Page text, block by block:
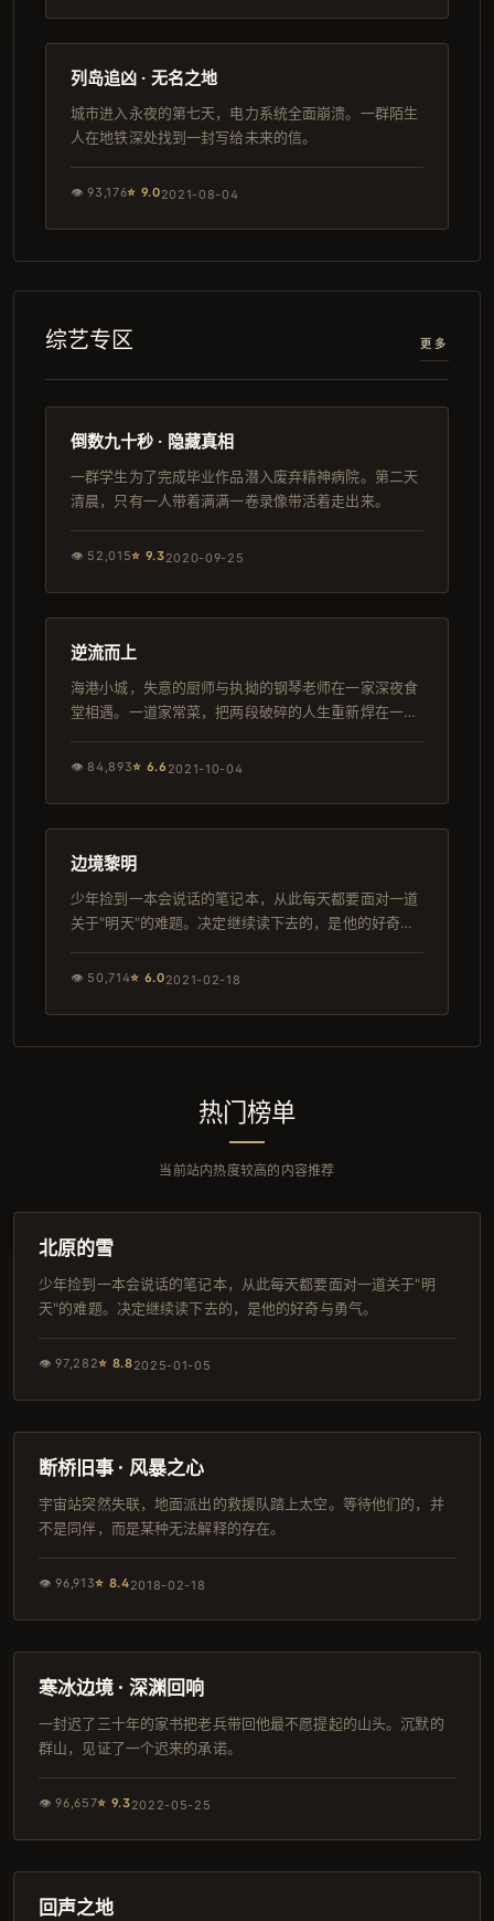
日本
117分钟
列岛追凶 · 无名之地
城市进入永夜的第七天，电力系统全面崩溃。一群陌生
人在地铁深处找到一封写给未来的信。
👁93,176⭐ 9.02021-08-04
综艺专区 更多
日本
88分钟
倒数九十秒 · 隐藏真相
一群学生为了完成毕业作品潜入废弃精神病院。第二天
清晨，只有一人带着满满一卷录像带活着走出来。
👁 52,015⭐ 9.32020-09-25
韩剧
102分钟
逆流而上
海港小城，失意的厨师与执拗的钢琴老师在一家深夜食
堂相遇。一道家常菜，把两段破碎的人生重新焊在一
👁 84,893⭐ 6.6 2021-10-04
导演剪辑版
129分钟
边境黎明
少年捡到一本会说话的笔记本，从此每天都要面对一道
关于"明天"的难题。决定继续读下去的，是他的好奇与
👁 50,714⭐ 6.02021-02-18
热门榜单
当前站内热度较高的内容推荐
韩剧
北原的雪
少年捡到一本会说话的笔记本，从此每天都要面对一道关于"明
天"的难题。决定继续读下去的，是他的好奇与勇气。
👁97,282⭐ 8.82025-01-05
杜比
断桥旧事 · 风暴之心
宇宙站突然失联，地面派出的救援队踏上太空。等待他们的，并
不是同伴，而是某种无法解释的存在。
👁96,913⭐ 8.42018-02-18
IMAX
寒冰边境 · 深渊回响
一封迟了三十年的家书把老兵带回他最不愿提起的山头。沉默的
群山，见证了一个迟来的承诺。
👁96,657⭐ 9.32022-05-25
韩剧
回声之地